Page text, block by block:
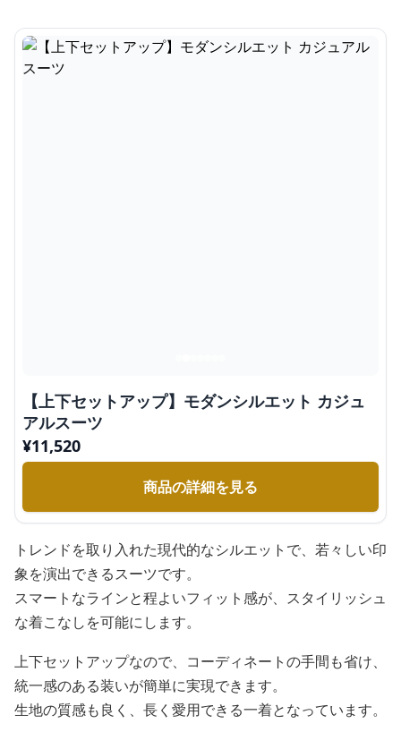
【上下セットアップ】モダンシルエット カジュ
アルスーツ
¥11,520
商品の詳細を見る
トレンドを取り入れた現代的なシルエットで、若々しい印
象を演出できるスーツです。
スマートなラインと程よいフィット感が、スタイリッシュ
な着こなしを可能にします。
上下セットアップなので、コーディネートの手間も省け、
統一感のある装いが簡単に実現できます。
生地の質感も良く、長く愛用できる一着となっています。